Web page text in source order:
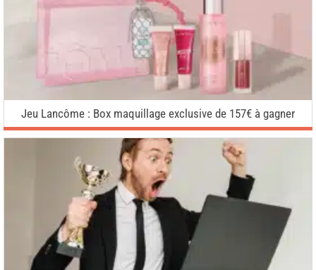
Jeu Lancôme : Box maquillage exclusive de 157€ à gagner